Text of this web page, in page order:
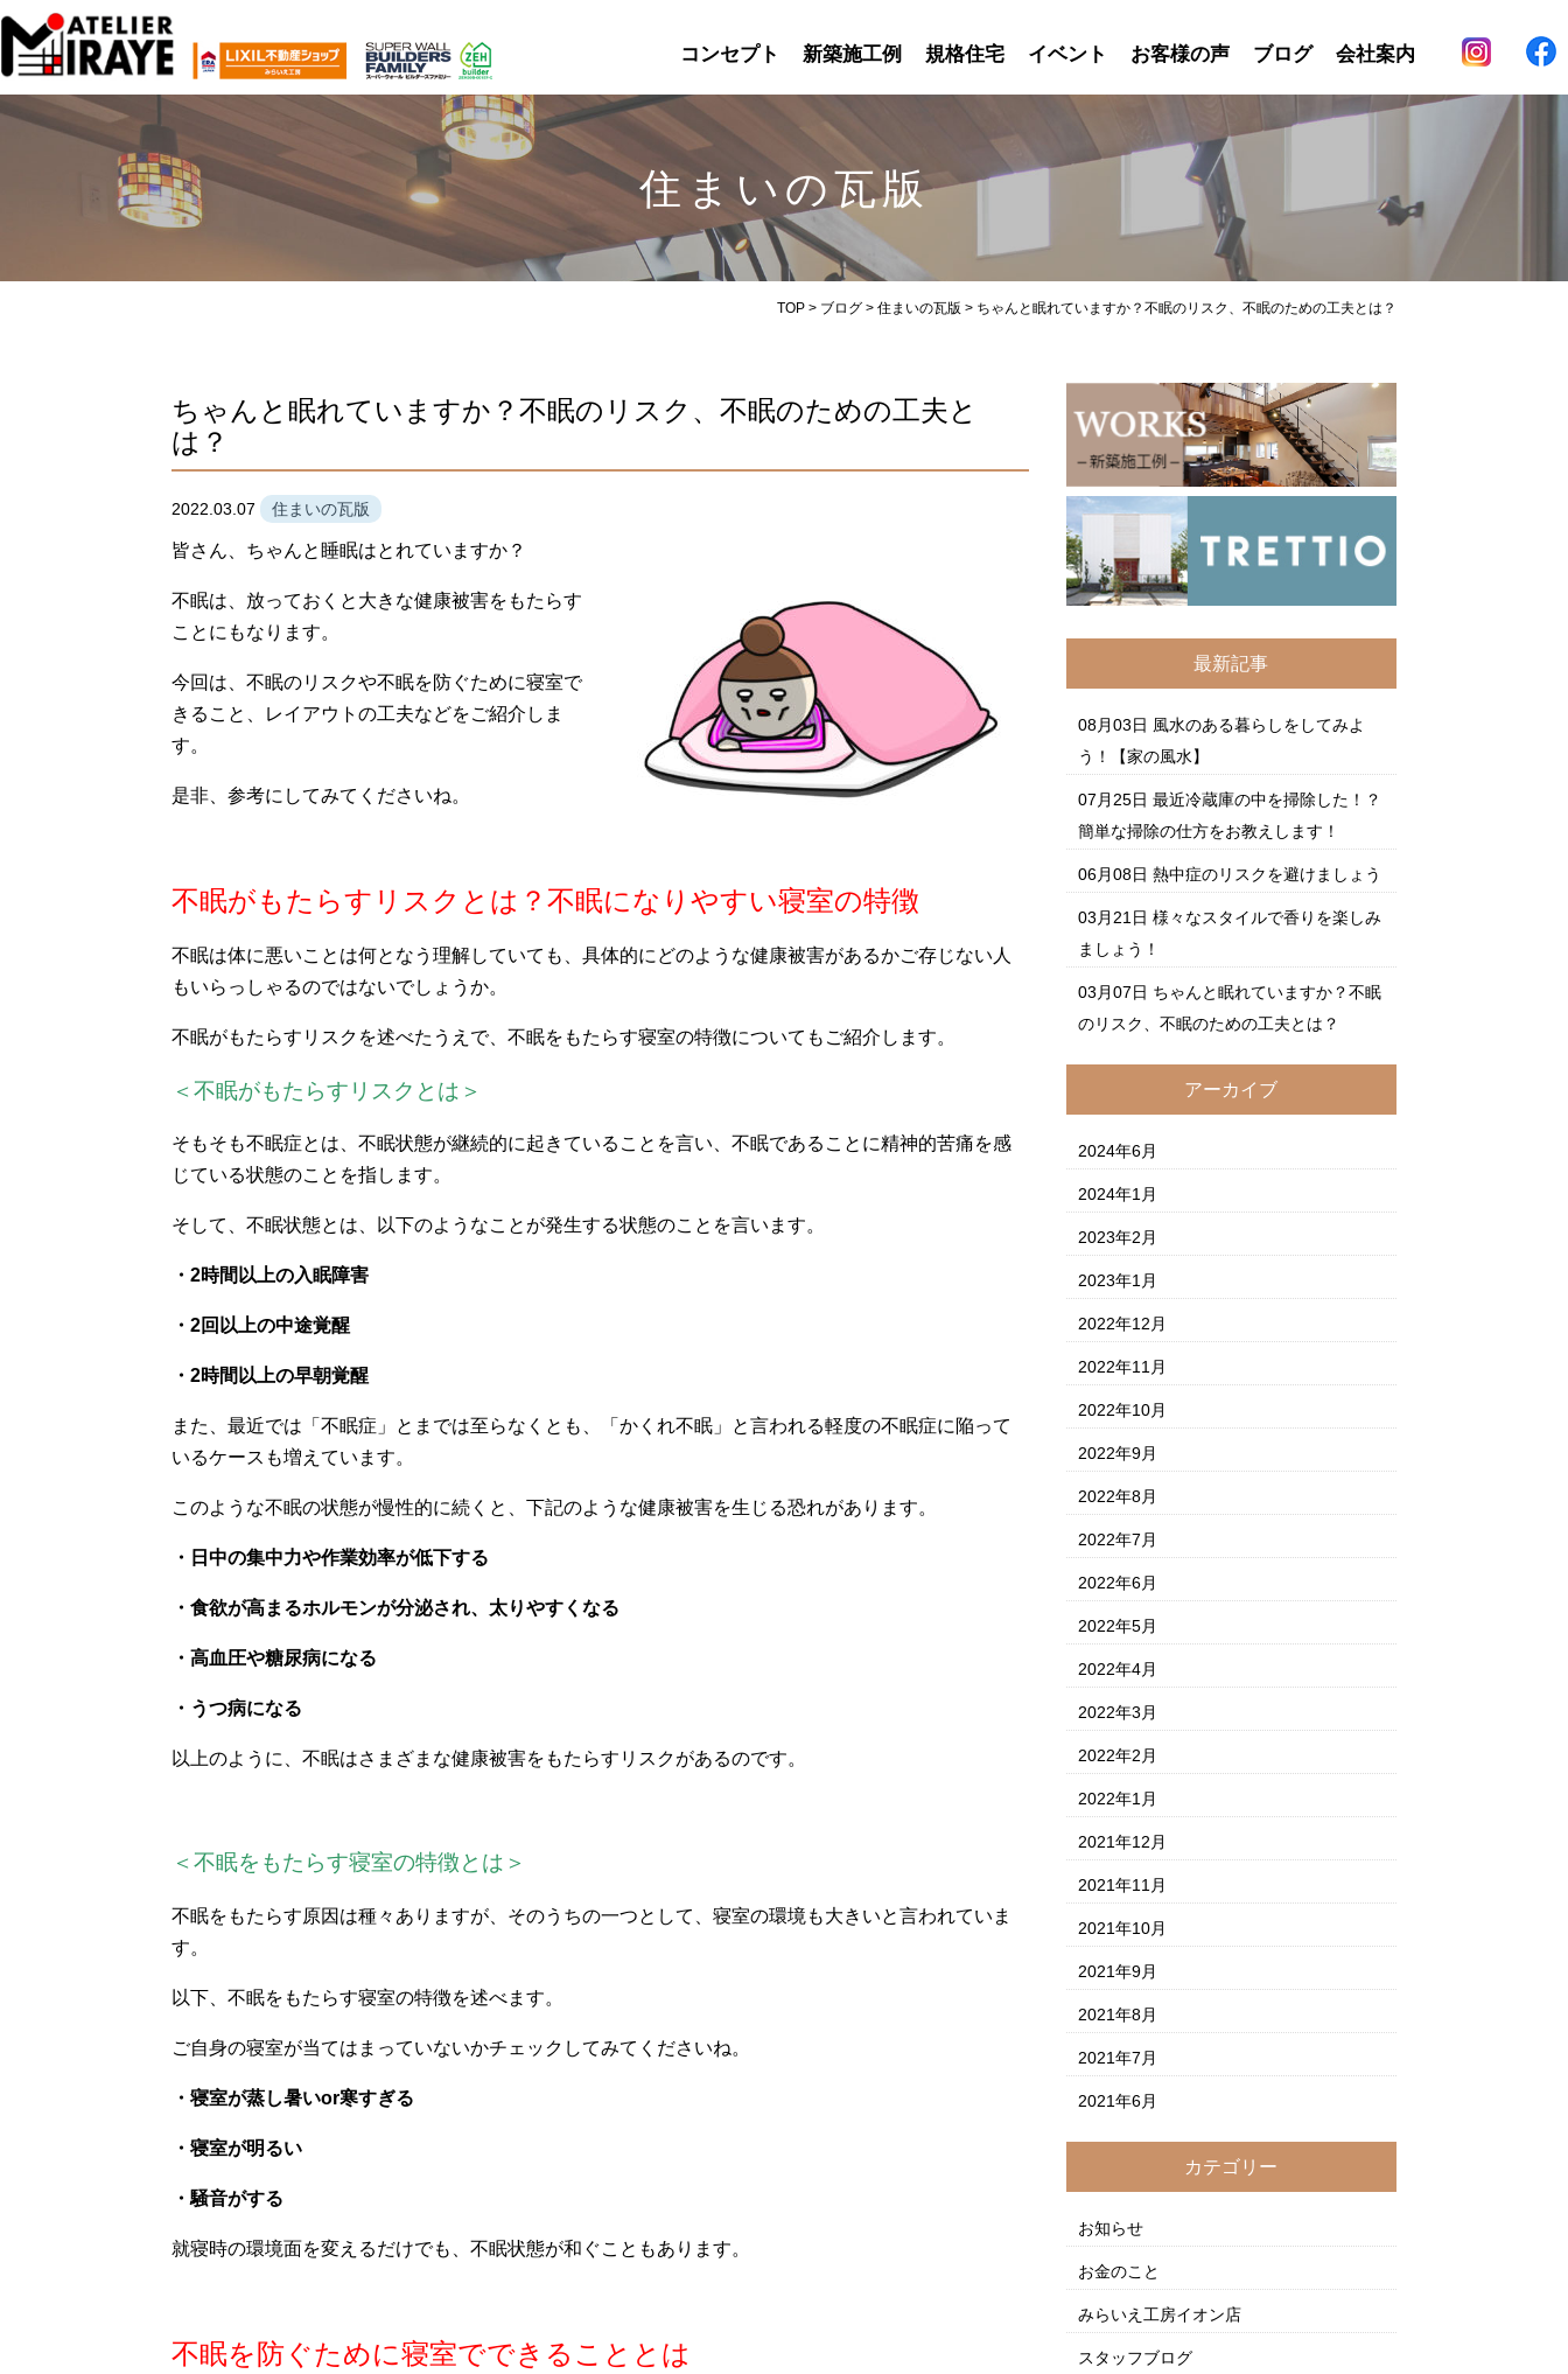
コンセプト 新築施工例 規格住宅 イベント お客様の声 ブログ 会社案内
住まいの瓦版
TOP > ブログ > 住まいの瓦版 > ちゃんと眠れていますか？不眠のリスク、不眠のための工夫とは？
ちゃんと眠れていますか？不眠のリスク、不眠のための工夫と
は？
2022.03.07 住まいの瓦版
皆さん、ちゃんと睡眠はとれていますか？
不眠は、放っておくと大きな健康被害をもたらす
ことにもなります。
今回は、不眠のリスクや不眠を防ぐために寝室で
きること、レイアウトの工夫などをご紹介しま
す。
是非、参考にしてみてくださいね。
不眠がもたらすリスクとは？不眠になりやすい寝室の特徴
不眠は体に悪いことは何となう理解していても、具体的にどのような健康被害があるかご存じない人
もいらっしゃるのではないでしょうか。
不眠がもたらすリスクを述べたうえで、不眠をもたらす寝室の特徴についてもご紹介します。
＜不眠がもたらすリスクとは＞
そもそも不眠症とは、不眠状態が継続的に起きていることを言い、不眠であることに精神的苦痛を感
じている状態のことを指します。
そして、不眠状態とは、以下のようなことが発生する状態のことを言います。
・2時間以上の入眠障害
・2回以上の中途覚醒
・2時間以上の早朝覚醒
また、最近では「不眠症」とまでは至らなくとも、「かくれ不眠」と言われる軽度の不眠症に陥って
いるケースも増えています。
このような不眠の状態が慢性的に続くと、下記のような健康被害を生じる恐れがあります。
・日中の集中力や作業効率が低下する
・食欲が高まるホルモンが分泌され、太りやすくなる
・高血圧や糖尿病になる
・うつ病になる
以上のように、不眠はさまざまな健康被害をもたらすリスクがあるのです。
＜不眠をもたらす寝室の特徴とは＞
不眠をもたらす原因は種々ありますが、そのうちの一つとして、寝室の環境も大きいと言われていま
す。
以下、不眠をもたらす寝室の特徴を述べます。
ご自身の寝室が当てはまっていないかチェックしてみてくださいね。
・寝室が蒸し暑いor寒すぎる
・寝室が明るい
・騒音がする
就寝時の環境面を変えるだけでも、不眠状態が和ぐこともあります。
不眠を防ぐために寝室でできることとは
最新記事
08月03日 風水のある暮らしをしてみよ
う！【家の風水】
07月25日 最近冷蔵庫の中を掃除した！？
簡単な掃除の仕方をお教えします！
06月08日 熱中症のリスクを避けましょう
03月21日 様々なスタイルで香りを楽しみ
ましょう！
03月07日 ちゃんと眠れていますか？不眠
のリスク、不眠のための工夫とは？
アーカイブ
2024年6月
2024年1月
2023年2月
2023年1月
2022年12月
2022年11月
2022年10月
2022年9月
2022年8月
2022年7月
2022年6月
2022年5月
2022年4月
2022年3月
2022年2月
2022年1月
2021年12月
2021年11月
2021年10月
2021年9月
2021年8月
2021年7月
2021年6月
カテゴリー
お知らせ
お金のこと
みらいえ工房イオン店
スタッフブログ